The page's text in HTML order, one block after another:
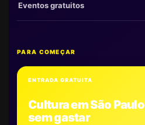
Eventos gratuitos
PARA COMEÇAR
ENTRADA GRATUITA
Cultura em São Paulo
sem gastar